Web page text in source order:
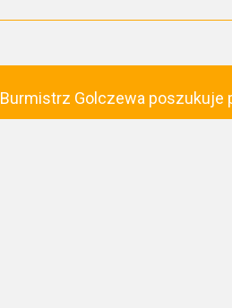
Burmistrz Golczewa poszukuje